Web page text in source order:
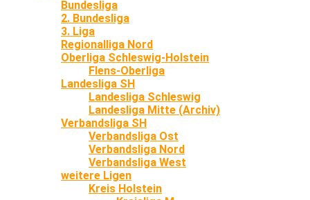
Bundesliga
2. Bundesliga
3. Liga
Regionalliga Nord
Oberliga Schleswig-Holstein
Flens-Oberliga
Landesliga SH
Landesliga Schleswig
Landesliga Mitte (Archiv)
Verbandsliga SH
Verbandsliga Ost
Verbandsliga Nord
Verbandsliga West
weitere Ligen
Kreis Holstein